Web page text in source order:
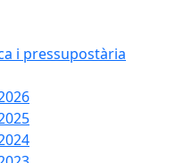
i pressupostària